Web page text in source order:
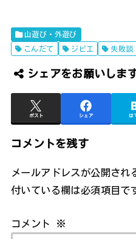
山遊び・外遊び
こんだて
ジビエ 失敗談
シェアをお願いしま
ポスト シェア は
コメントを残す
メールアドレスが公開され
付いている欄は必須項目で
コメント ※